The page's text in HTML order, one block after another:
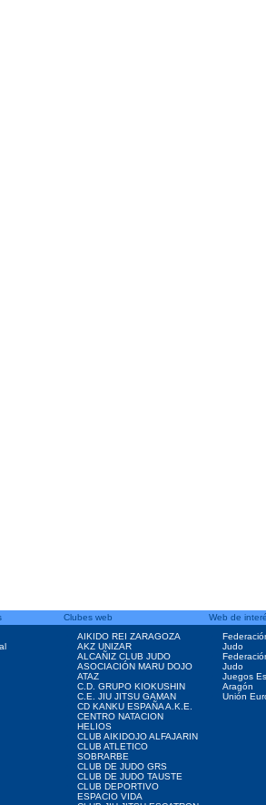
Clubes web
AIKIDO REI ZARAGOZA
AKZ UNIZAR
ALCAÑIZ CLUB JUDO
ASOCIACIÓN MARU DOJO
ATAZ
C.D. GRUPO KIOKUSHIN
C.E. JIU JITSU GAMAN
CD KANKU ESPAÑA A.K.E.
CENTRO NATACION
HELIOS
CLUB AIKIDOJO ALFAJARIN
CLUB ATLETICO
SOBRARBE
CLUB DE JUDO GRS
CLUB DE JUDO TAUSTE
CLUB DEPORTIVO
ESPACIO VIDA
Web de
Judo
Judo
Juegos
Aragón
Unión